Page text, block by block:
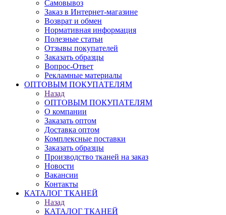
Самовывоз
Заказ в Интернет-магазине
Возврат и обмен
Нормативная информация
Полезные статьи
Отзывы покупателей
Заказать образцы
Вопрос-Ответ
Рекламные материалы
ОПТОВЫМ ПОКУПАТЕЛЯМ
Назад
ОПТОВЫМ ПОКУПАТЕЛЯМ
О компании
Заказать оптом
Доставка оптом
Комплексные поставки
Заказать образцы
Производство тканей на заказ
Новости
Вакансии
Контакты
КАТАЛОГ ТКАНЕЙ
Назад
КАТАЛОГ ТКАНЕЙ